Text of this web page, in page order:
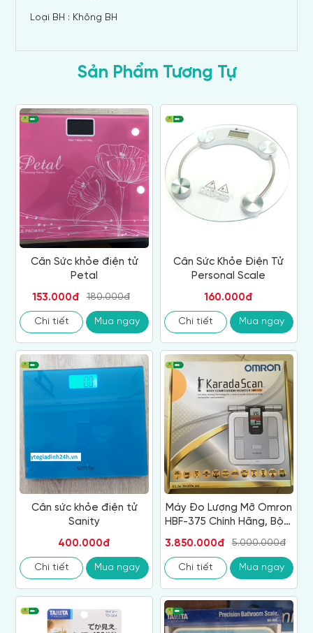
Loại BH : Không BH
Sản Phẩm Tương Tự
Cân Sức khỏe điện tử
Petal
153.000đ
180.000đ
Chi tiết Mua ngay
Cân Sức Khỏe Điện Tử
Personal Scale
160.000đ
Chi tiết Mua ngay
Cân sức khỏe điện tử
Sanity
400.000đ
Chi tiết Mua ngay
Máy Đo Lượng Mỡ Omron
HBF-375 Chính Hãng, Bộ Y
3.850.000đ 5.000.000đ
Chi tiết Mua ngay